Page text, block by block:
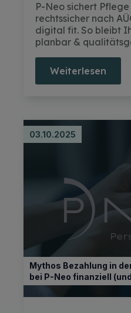
P-Neo sichert
rechtssicher nach
digital fit. So bleibt
planbar &
Weiterlesen
03.10.2025
Mythos Bezahlung in
bei P-Neo finanziell